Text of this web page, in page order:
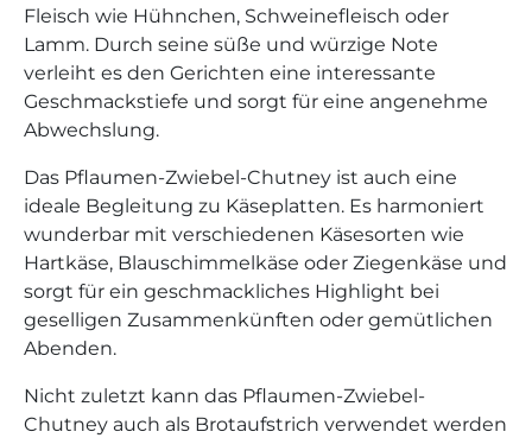
Fleisch wie Hühnchen, Schweinefleisch oder
Lamm. Durch seine süße und würzige Note
verleiht es den Gerichten eine interessante
Geschmackstiefe und sorgt für eine angenehme
Abwechslung.
Das Pflaumen-Zwiebel-Chutney ist auch eine
ideale Begleitung zu Käseplatten. Es harmoniert
wunderbar mit verschiedenen Käsesorten wie
Hartkäse, Blauschimmelkäse oder Ziegenkäse und
sorgt für ein geschmackliches Highlight bei
geselligen Zusammenkünften oder gemütlichen
Abenden.
Nicht zuletzt kann das Pflaumen-Zwiebel-
Chutney auch als Brotaufstrich verwendet werden